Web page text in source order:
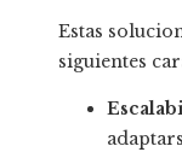
Estas
siguientes